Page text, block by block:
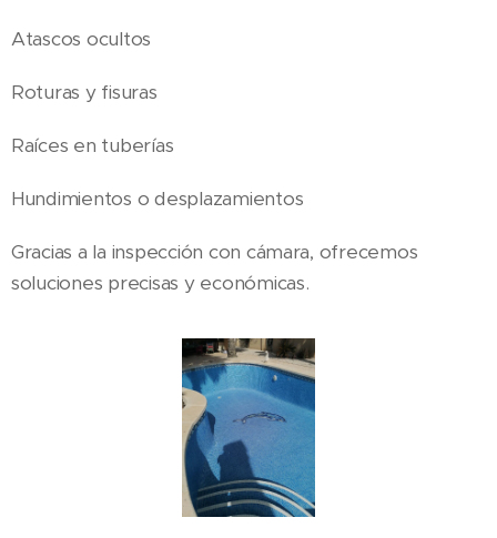
Atascos ocultos
Roturas y fisuras
Raíces en tuberías
Hundimientos o desplazamientos
Gracias a la inspección con cámara, ofrecemos
soluciones precisas y económicas.